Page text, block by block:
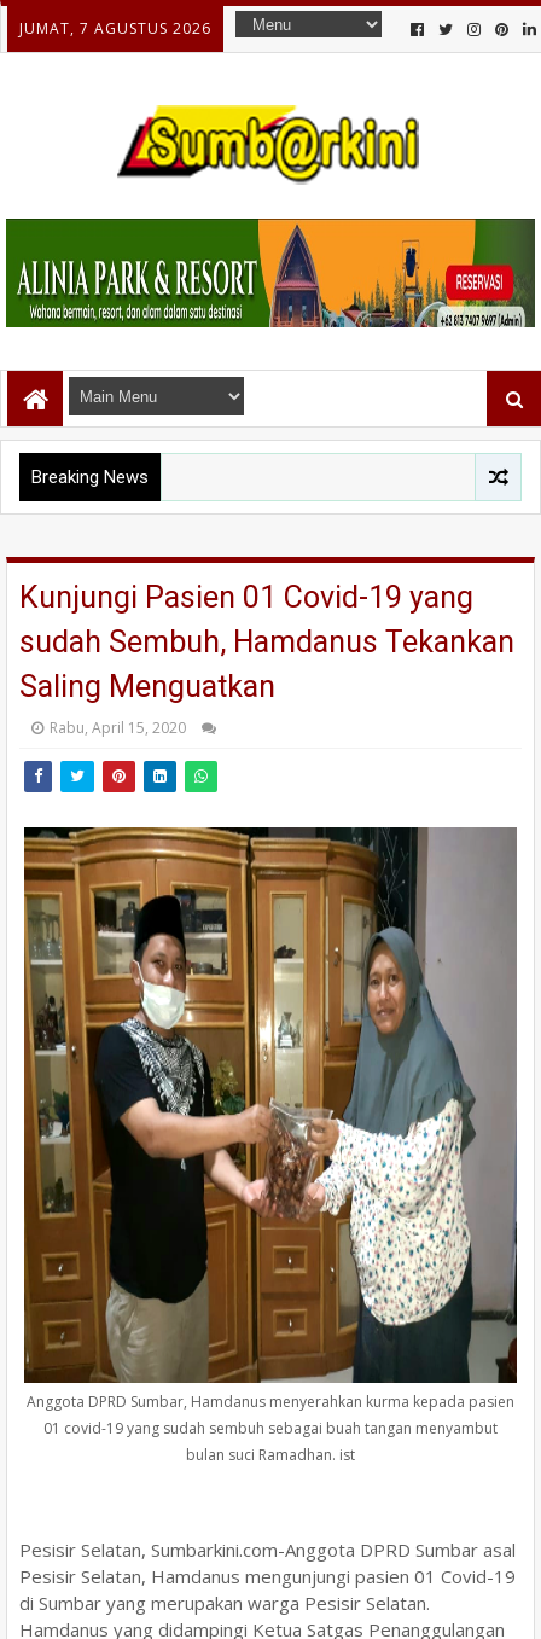
JUMAT, 7 AGUSTUS 2026
Breaking News
Kunjungi Pasien 01 Covid-19 yang
sudah Sembuh, Hamdanus Tekankan
Saling Menguatkan
Rabu, April 15, 2020
Anggota DPRD Sumbar, Hamdanus menyerahkan kurma kepada pasien
01 covid-19 yang sudah sembuh sebagai buah tangan menyambut
bulan suci Ramadhan. ist
Pesisir Selatan, Sumbarkini.com-Anggota DPRD Sumbar asal
Pesisir Selatan, Hamdanus mengunjungi pasien 01 Covid-19
di Sumbar yang merupakan warga Pesisir Selatan.
Hamdanus yang didampingi Ketua Satgas Penanggulangan